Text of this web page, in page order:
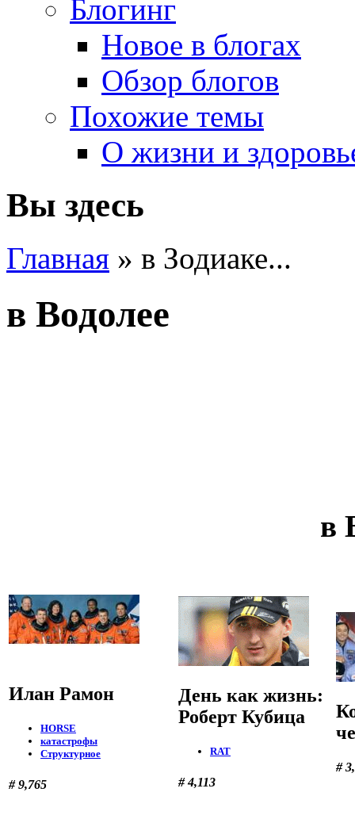
Блогинг
Новое в блогах
Обзор блогов
Похожие темы
О жизни и
Вы здесь
Главная » в Зодиаке...
в Водолее
в
Илан Рамон
HORSE
катастрофы
Структурное
# 9,765
День как жизнь:
Роберт Кубица
RAT
# 4,113
#